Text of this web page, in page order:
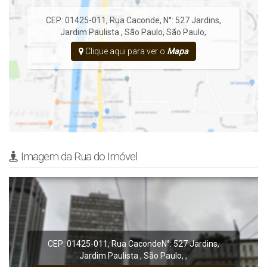
CEP: 01425-011 , Rua Caconde, N°: 527Jardins,
Jardim Paulista,São Paulo,São Paulo,
Clique aqui para ver o Mapa
Imagem da Rua do Imóvel
CEP: 01425-011, Rua CacondeN°:527Jardins,
Jardim Paulista,São Paulo,,